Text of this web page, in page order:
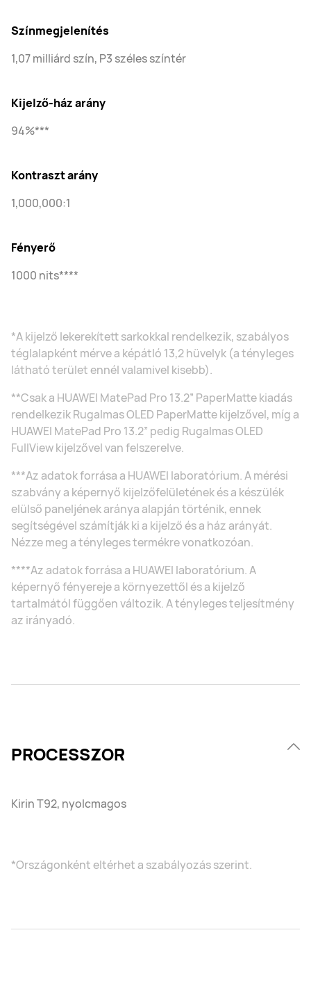
Színmegjelenítés
1,07 milliárd szín, P3 széles színtér
Kijelző-ház arány
94%***
Kontraszt arány
1,000,000:1
Fényerő
1000 nits****
*A kijelző lekerekített sarkokkal rendelkezik, szabályos
téglalapként mérve a képátló 13,2 hüvelyk (a tényleges
látható terület ennél valamivel kisebb).
**Csak a HUAWEI MatePad Pro 13.2” PaperMatte kiadás
rendelkezik Rugalmas OLED PaperMatte kijelzővel, míg a
HUAWEI MatePad Pro 13.2” pedig Rugalmas OLED
FullView kijelzővel van felszerelve.
***Az adatok forrása a HUAWEI laboratórium. A mérési
szabvány a képernyő kijelzőfelületének és a készülék
elülső paneljének aránya alapján történik, ennek
segítségével számítják ki a kijelző és a ház arányát.
Nézze meg a tényleges termékre vonatkozóan.
****Az adatok forrása a HUAWEI laboratórium. A
képernyő fényereje a környezettől és a kijelző
tartalmától függően változik. A tényleges teljesítmény
az irányadó.
PROCESSZOR
Kirin T92, nyolcmagos
*Országonként eltérhet a szabályozás szerint.